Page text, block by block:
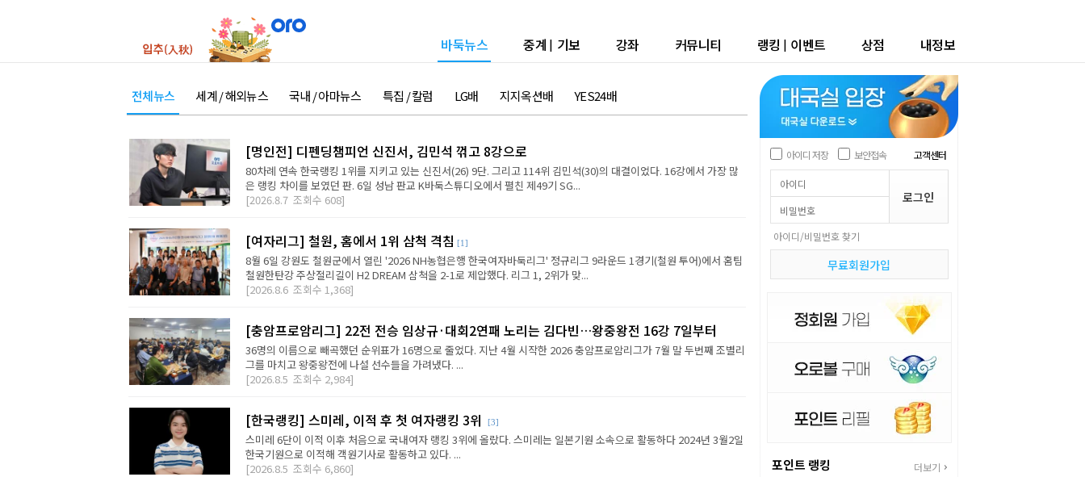
바둑뉴스 중계 | 기보 강좌 커뮤니티 랭킹 | 이벤트 상점 내정보
전체뉴스 세계 / 해외뉴스 국내 / 아마뉴스 특집 / 칼럼 LG배 지지옥션배 YES24배
[명인전] 디펜딩챔피언 신진서, 김민석 꺾고 8강으로
80차례 연속 한국랭킹 1위를 지키고 있는 신진서(26) 9단. 그리고 114위 김민석(30)의 대결이었다. 16강에서 가장 많
은 랭킹 차이를 보였던 판. 6일 성남 판교 K바둑스튜디오에서 펼친 제49기 SG...
[2026.8.7 조회수 608]
[여자리그] 철원, 홈에서 1위 삼척 격침 [1]
8월 6일 강원도 철원군에서 열린 '2026 NH농협은행 한국여자바둑리그' 정규리그 9라운드 1경기(철원 투어)에서 홈팀
철원한탄강 주상절리길이 H2 DREAM 삼척을 2-1로 제압했다. 리그 1, 2위가 맞...
[2026.8.6 조회수 1,368]
[충암프로암리그] 22전 전승 임상규·대회2연패 노리는 김다빈…왕중왕전 16강 7일부터
36명의 이름으로 빼곡했던 순위표가 16명으로 줄었다. 지난 4월 시작한 2026 충암프로암리그가 7월 말 두번째 조별리
그를 마치고 왕중왕전에 나설 선수들을 가려냈다. ...
[2026.8.5 조회수 2,984]
[한국랭킹] 스미레, 이적 후 첫 여자랭킹 3위 [3]
스미레 6단이 이적 이후 처음으로 국내여자 랭킹 3위에 올랐다. 스미레는 일본기원 소속으로 활동하다 2024년 3월2일
한국기원으로 이적해 객원기사로 활동하고 있다. ...
[2026.8.5 조회수 6,860]
아이디 저장 보안접속 고객센터
아이디/비밀번호 찾기
무료회원가입
포인트 랭킹 더보기